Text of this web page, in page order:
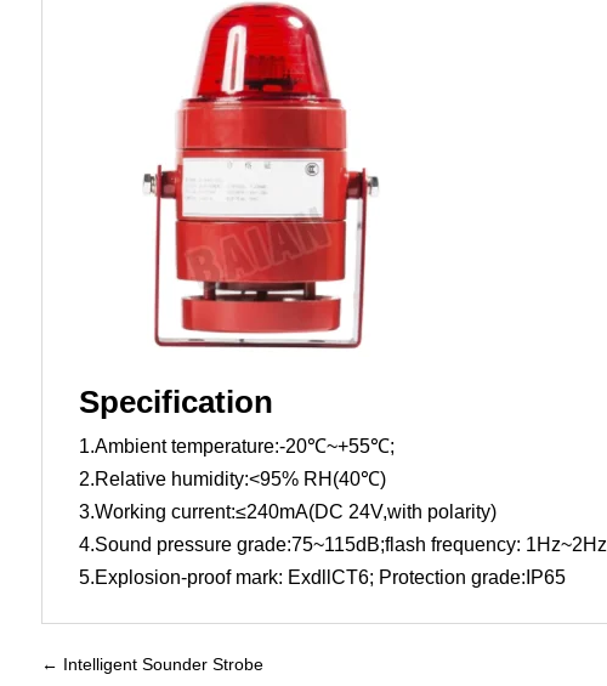
Specification
1.Ambient temperature:-20℃~+55℃;
2.Relative humidity:<95% RH(40℃)
3.Working current:≤240mA(DC 24V,with polarity)
4.Sound pressure grade:75~115dB;flash frequency: 1Hz~2Hz
5.Explosion-proof mark: ExdllCT6; Protection grade:IP65
← Intelligent Sounder Strobe